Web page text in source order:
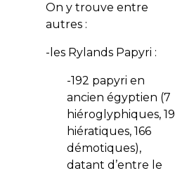
On y trouve entre
autres :
-les Rylands Papyri :
-192 papyri en
ancien égyptien (7
hiéroglyphiques, 19
hiératiques, 166
démotiques),
datant d’entre le